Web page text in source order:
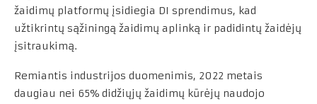
žaidimų platformų įsidiegia DI sprendimus, kad
užtikrintų sąžiningą žaidimų aplinką ir padidintų žaidėjų
įsitraukimą.
Remiantis industrijos duomenimis, 2022 metais
daugiau nei 65% didžiųjų žaidimų kūrėjų naudojo